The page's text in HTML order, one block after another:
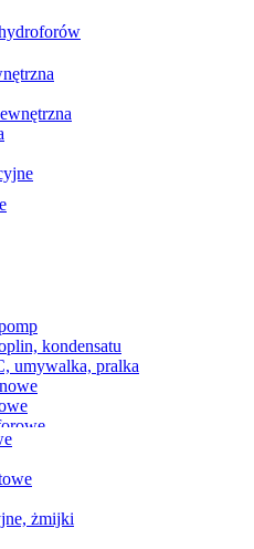
kondensatu
umywalka, pralka
żmijki